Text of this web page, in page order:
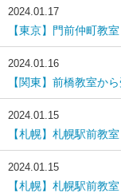
2024.01.17
【東京】門前仲町教
2024.01.16
【関東】前橋教室か
2024.01.15
【札幌】札幌駅前教
2024.01.15
【札幌】札幌駅前教